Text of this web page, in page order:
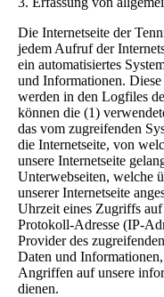
Die Internetseite der
jedem Aufruf der
ein automatisiertes
und Informationen.
werden in den Logfiles
können die (1)
das vom zugreifenden
die Internetseite, von
unsere Internetseite
Unterwebseiten, welche
unserer Internetseite
Uhrzeit eines Zugriffs
Protokoll-Adresse (IP-
Provider des
Daten und
Angriffen auf unsere
dienen.